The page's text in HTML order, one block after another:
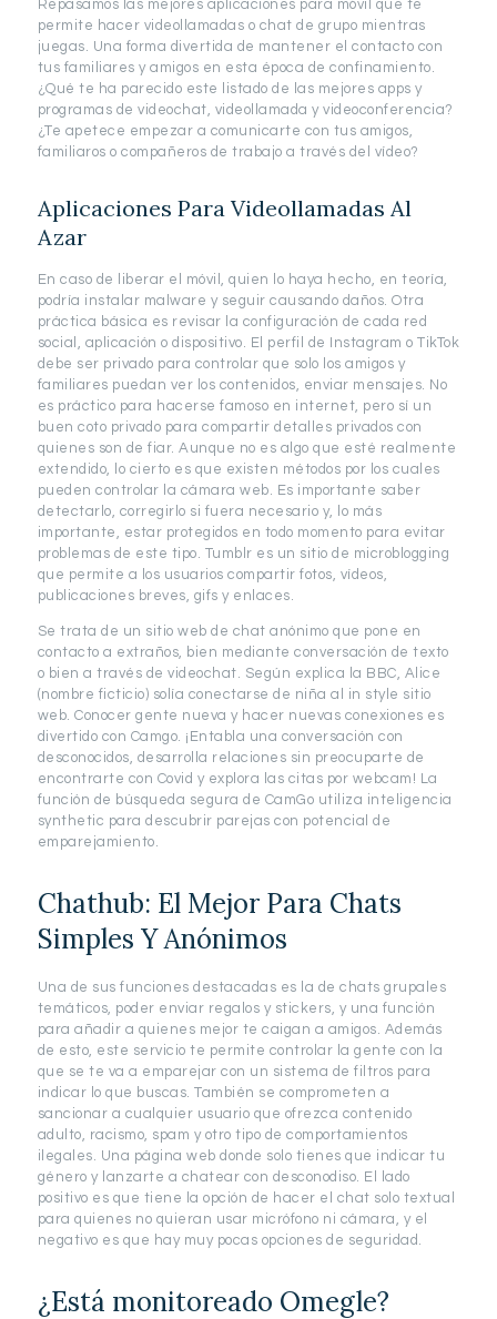
Repasamos las mejores aplicaciones para móvil que te
permite hacer videollamadas o chat de grupo mientras
juegas. Una forma divertida de mantener el contacto con
tus familiares y amigos en esta época de confinamiento.
¿Qué te ha parecido este listado de las mejores apps y
programas de videochat, videollamada y videoconferencia?
¿Te apetece empezar a comunicarte con tus amigos,
familiaros o compañeros de trabajo a través del vídeo?
Aplicaciones Para Videollamadas Al
Azar
En caso de liberar el móvil, quien lo haya hecho, en teoría,
podría instalar malware y seguir causando daños. Otra
práctica básica es revisar la configuración de cada red
social, aplicación o dispositivo. El perfil de Instagram o TikTok
debe ser privado para controlar que solo los amigos y
familiares puedan ver los contenidos, enviar mensajes. No
es práctico para hacerse famoso en internet, pero sí un
buen coto privado para compartir detalles privados con
quienes son de fiar. Aunque no es algo que esté realmente
extendido, lo cierto es que existen métodos por los cuales
pueden controlar la cámara web. Es importante saber
detectarlo, corregirlo si fuera necesario y, lo más
importante, estar protegidos en todo momento para evitar
problemas de este tipo. Tumblr es un sitio de microblogging
que permite a los usuarios compartir fotos, vídeos,
publicaciones breves, gifs y enlaces.
Se trata de un sitio web de chat anónimo que pone en
contacto a extraños, bien mediante conversación de texto
o bien a través de videochat. Según explica la BBC, Alice
(nombre ficticio) solía conectarse de niña al in style sitio
web. Conocer gente nueva y hacer nuevas conexiones es
divertido con Camgo. ¡Entabla una conversación con
desconocidos, desarrolla relaciones sin preocuparte de
encontrarte con Covid y explora las citas por webcam! La
función de búsqueda segura de CamGo utiliza inteligencia
synthetic para descubrir parejas con potencial de
emparejamiento.
Chathub: El Mejor Para Chats
Simples Y Anónimos
Una de sus funciones destacadas es la de chats grupales
temáticos, poder enviar regalos y stickers, y una función
para añadir a quienes mejor te caigan a amigos. Además
de esto, este servicio te permite controlar la gente con la
que se te va a emparejar con un sistema de filtros para
indicar lo que buscas. También se comprometen a
sancionar a cualquier usuario que ofrezca contenido
adulto, racismo, spam y otro tipo de comportamientos
ilegales. Una página web donde solo tienes que indicar tu
género y lanzarte a chatear con desconodiso. El lado
positivo es que tiene la opción de hacer el chat solo textual
para quienes no quieran usar micrófono ni cámara, y el
negativo es que hay muy pocas opciones de seguridad.
¿Está monitoreado Omegle?